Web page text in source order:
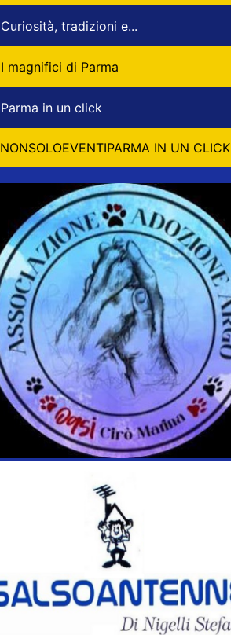
Curiosità, tradizioni e...
I magnifici di Parma
Parma in un click
NONSOLOEVENTIPARMA IN UN CLICK